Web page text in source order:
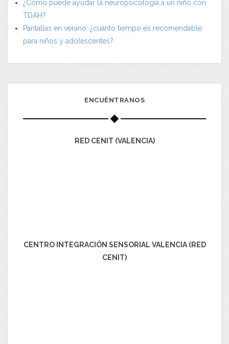
¿Cómo puede ayudar la neuropsicología a un niño con
TDAH?
Pantallas en verano: ¿cuánto tiempo es recomendable
para niños y adolescentes?
ENCUÉNTRANOS
RED CENIT (VALENCIA)
CENTRO INTEGRACIÓN SENSORIAL VALENCIA (RED
CENIT)